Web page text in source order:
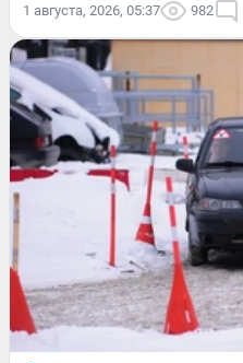
1 августа, 2026, 05:37 982